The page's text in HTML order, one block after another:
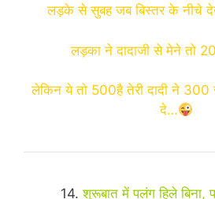
लड़के से सुबह जब बिस्तर के नीचे
लड़का ने दादाजी से मेने तो
लेकिन ये तो 500है तेरी दादी ने 300
दे…
14.शुरूबात में पलंग हिले बिना,